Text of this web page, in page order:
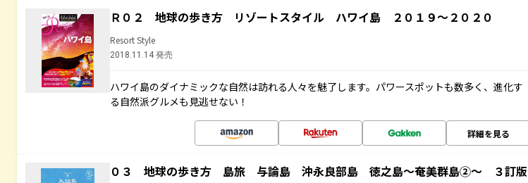
Ｒ０２ 地球の歩き方 リゾートスタイル ハワイ島 ２０１９～２０２０
Resort Style
2018.11.14 発売
ハワイ島のダイナミックな自然は訪れる人々を魅了します。パワースポットも数多く、進化す
る自然派グルメも見逃せない！
詳細を見る
０３ 地球の歩き方 島旅 与論島 沖永良部島 徳之島～奄美群島②～ ３訂版